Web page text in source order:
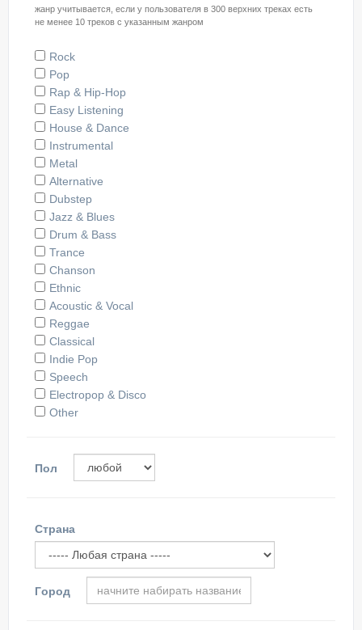
жанр учитывается, если у пользователя в 300 верхних треках есть
не менее 10 треков с указанным жанром
Rock
Pop
Rap & Hip-Hop
Easy Listening
House & Dance
Instrumental
Metal
Alternative
Dubstep
Jazz & Blues
Drum & Bass
Trance
Chanson
Ethnic
Acoustic & Vocal
Reggae
Classical
Indie Pop
Speech
Electropop & Disco
Other
Пол
Страна
Гoрoд